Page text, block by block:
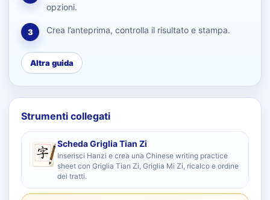
opzioni.
3 Crea l’anteprima, controlla il risultato e stampa.
Altra guida
Strumenti collegati
Scheda Griglia Tian Zi
Inserisci Hanzi e crea una Chinese writing practice
sheet con Griglia Tian Zi, Griglia Mi Zi, ricalco e ordine
dei tratti.